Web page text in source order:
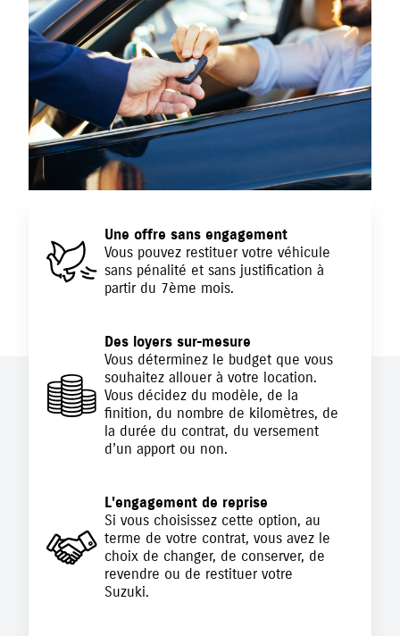
Une offre sans engagement
Vous pouvez restituer votre véhicule
sans pénalité et sans justification à
partir du 7ème mois.
Des loyers sur-mesure
Vous déterminez le budget que vous
souhaitez allouer à votre location.
Vous décidez du modèle, de la
finition, du nombre de kilomètres, de
la durée du contrat, du versement
d’un apport ou non.
L'engagement de reprise
Si vous choisissez cette option, au
terme de votre contrat, vous avez le
choix de changer, de conserver, de
revendre ou de restituer votre
Suzuki.